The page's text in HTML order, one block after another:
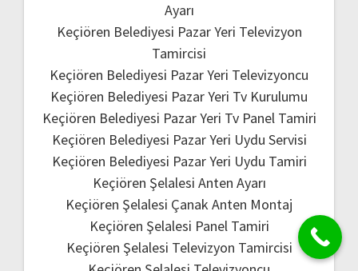
Ayarı
Keçiören Belediyesi Pazar Yeri Televizyon
Tamircisi
Keçiören Belediyesi Pazar Yeri Televizyoncu
Keçiören Belediyesi Pazar Yeri Tv Kurulumu
Keçiören Belediyesi Pazar Yeri Tv Panel Tamiri
Keçiören Belediyesi Pazar Yeri Uydu Servisi
Keçiören Belediyesi Pazar Yeri Uydu Tamiri
Keçiören Şelalesi Anten Ayarı
Keçiören Şelalesi Çanak Anten Montaj
Keçiören Şelalesi Panel Tamiri
Keçiören Şelalesi Televizyon Tamircisi